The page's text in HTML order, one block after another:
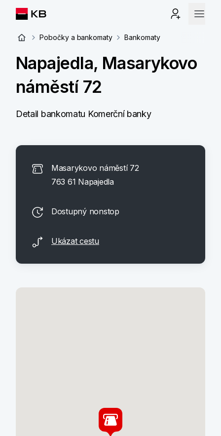
Pobočky a bankomaty Bankomaty
Napajedla, Masarykovo
náměstí 72
Detail bankomatu Komerční banky
Masarykovo náměstí 72
763 61 Napajedla
Dostupný nonstop
Ukázat cestu